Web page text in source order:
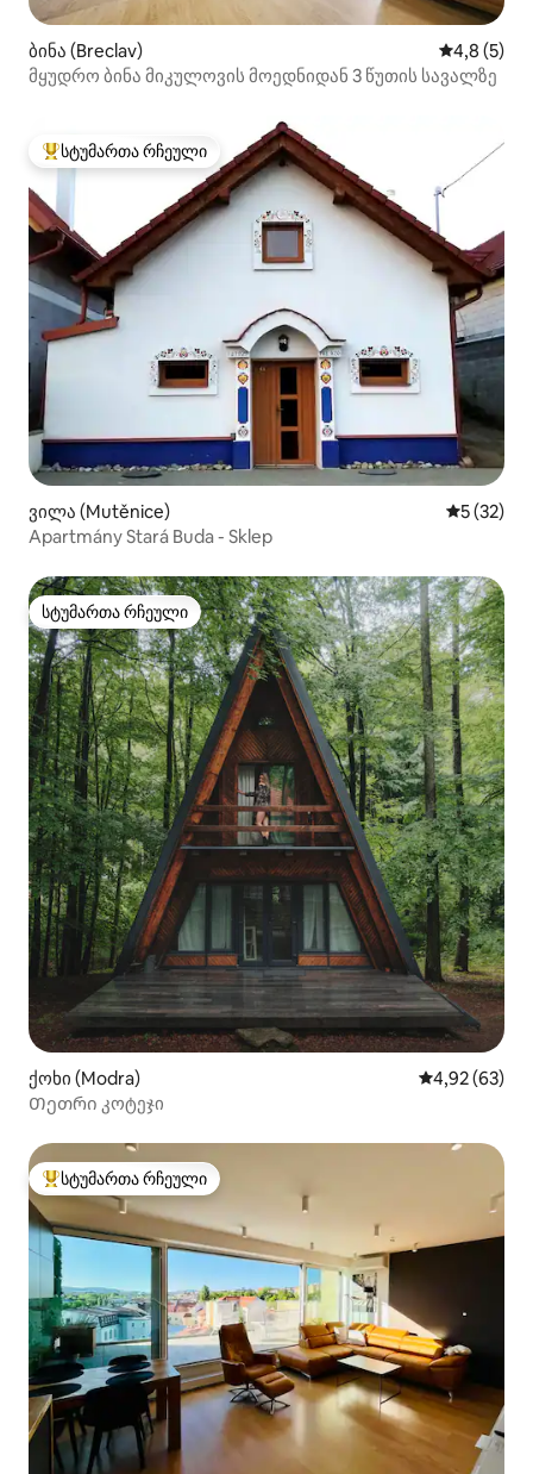
ბინა (Breclav) საშუალო
4,8 (5)
მყუდრო ბინა მიკულოვის მოედნიდან 3 წუთის სავალზე
სტუმართა რჩეული მოწინავე ვარიანტი
სტუმართა რჩეული
ვილა (Mutěnice) საშუალო
5 (32)
Apartmány Stará Buda - Sklep
სტუმართა რჩეული
სტუმართა რჩეული
ქოხი (Modra) საშუალო
4,92 (63)
Თეთრი კოტეჯი
სტუმართა რჩეული მოწინავე ვარიანტი
სტუმართა რჩეული